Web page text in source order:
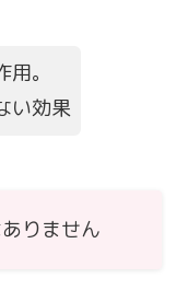
。
い効果
りません